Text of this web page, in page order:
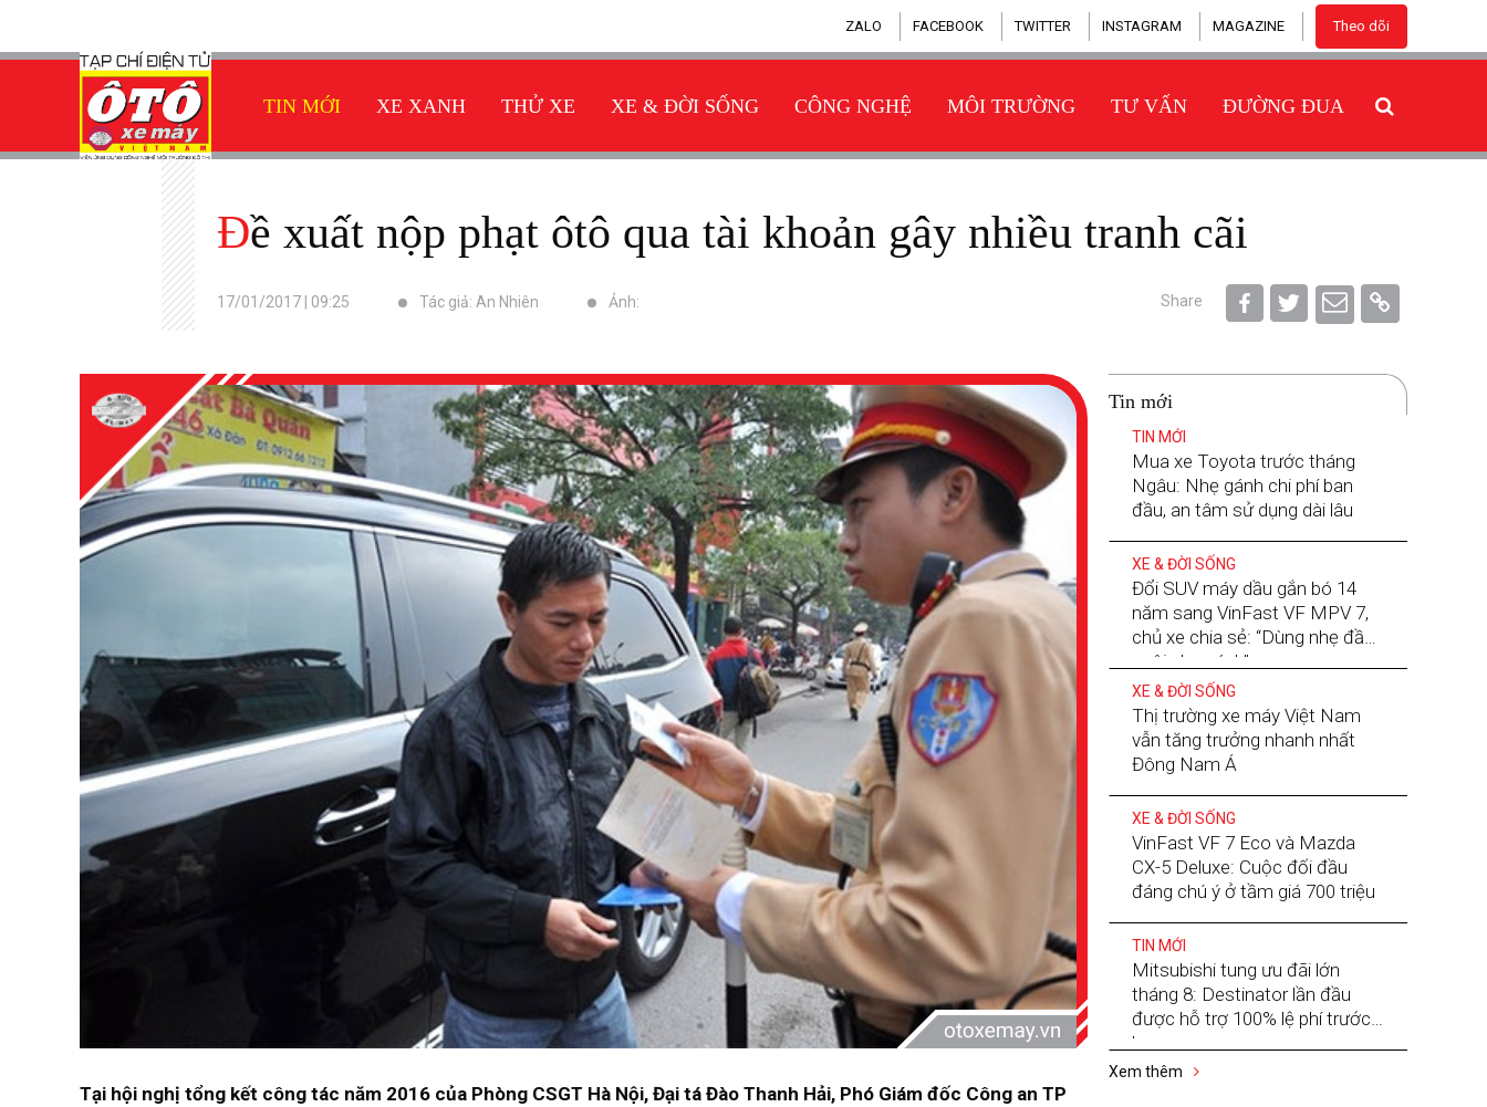
ZALO FACEBOOK TWITTER INSTAGRAM MAGAZINE Theo dõi
TIN MỚI XE XANH THỬ XE XE & ĐỜI SỐNG CÔNG NGHỆ MÔI TRƯỜNG TƯ VẤN ĐƯỜNG ĐUA
Đề xuất nộp phạt ôtô qua tài khoản gây nhiều tranh cãi
17/01/2017 | 09:25 Tác giả: An Nhiên Ảnh: Share
Tại hội nghị tổng kết công tác năm 2016 của Phòng CSGT Hà Nội, Đại tá Đào Thanh Hải, Phó Giám đốc Công an TP
Tin mới
TIN MỚI
Mua xe Toyota trước tháng
Ngâu: Nhẹ gánh chi phí ban
đầu, an tâm sử dụng dài lâu
XE & ĐỜI SỐNG
Đổi SUV máy dầu gắn bó 14
năm sang VinFast VF MPV 7,
chủ xe chia sẻ: “Dùng nhẹ đầu,
nuôi nhẹ gánh”
XE & ĐỜI SỐNG
Thị trường xe máy Việt Nam
vẫn tăng trưởng nhanh nhất
Đông Nam Á
XE & ĐỜI SỐNG
VinFast VF 7 Eco và Mazda
CX-5 Deluxe: Cuộc đối đầu
đáng chú ý ở tầm giá 700 triệu
TIN MỚI
Mitsubishi tung ưu đãi lớn
tháng 8: Destinator lần đầu
được hỗ trợ 100% lệ phí trước
bạ
Xem thêm